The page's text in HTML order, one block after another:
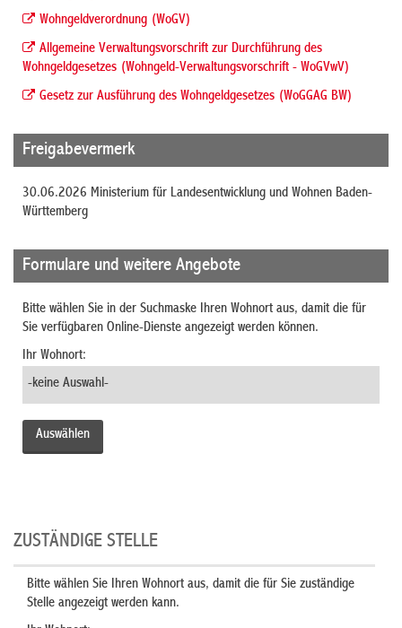
Wohngeldverordnung (WoGV)
Allgemeine Verwaltungsvorschrift zur Durchführung des
Wohngeldgesetzes (Wohngeld-Verwaltungsvorschrift - WoGVwV)
Gesetz zur Ausführung des Wohngeldgesetzes (WoGGAG BW)
Freigabevermerk
30.06.2026 Ministerium für Landesentwicklung und Wohnen Baden-
Württemberg
Formulare und weitere Angebote
Bitte wählen Sie in der Suchmaske Ihren Wohnort aus, damit die für
Sie verfügbaren Online-Dienste angezeigt werden können.
Ihr Wohnort:
ZUSTÄNDIGE STELLE
Bitte wählen Sie Ihren Wohnort aus, damit die für Sie zuständige
Stelle angezeigt werden kann.